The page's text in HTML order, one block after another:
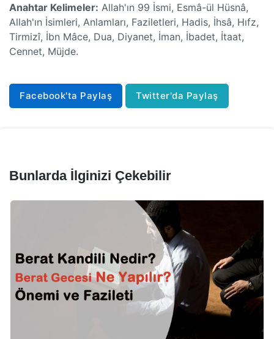
Anahtar Kelimeler: Allah'ın 99 İsmi, Esmâ-ül Hüsnâ,
Allah'ın İsimleri, Anlamları, Faziletleri, Hadis, İhsâ, Hıfz,
Tirmizî, İbn Mâce, Dua, Diyanet, İman, İbadet, İtaat,
Cennet, Müjde.
Facebook'ta Paylaş Twitter'da Paylaş
Bunlarda İlginizi Çekebilir